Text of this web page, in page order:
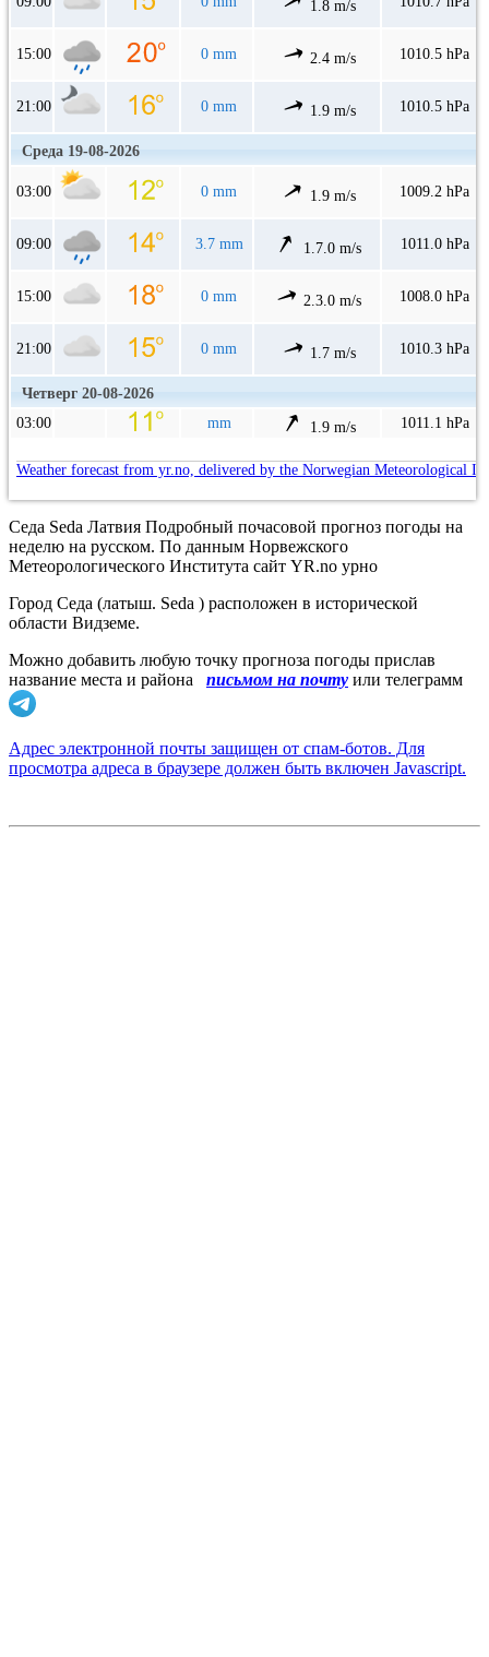
1.8 m/s
15:00 0 mm 2.4 m/s 1010.5 hPa
21:00 0 mm 1.9 m/s 1010.5 hPa
Среда 19-08-2026
03:00 0 mm 1.9 m/s 1009.2 hPa
09:00 3.7 mm 1.7.0 m/s 1011.0 hPa
15:00 0 mm 2.3.0 m/s 1008.0 hPa
21:00 0 mm 1.7 m/s 1010.3 hPa
Четверг 20-08-2026
03:00
mm 1.9 m/s 1011.1 hPa
Weather forecast from yr.no, delivered by the Norwegian Meteorological
Седа Seda Латвия Подробный почасовой прогноз погоды на
неделю на русском. По данным Норвежского
Метеорологического Института сайт YR.no урно
Город Седа (латыш. Seda ) расположен в исторической
области Видземе.
Можно добавить любую точку прогноза погоды прислав
название места и района
письмом на почту или телеграмм
Адрес электронной почты защищен от спам-ботов. Для
просмотра адреса в браузере должен быть включен Javascript.